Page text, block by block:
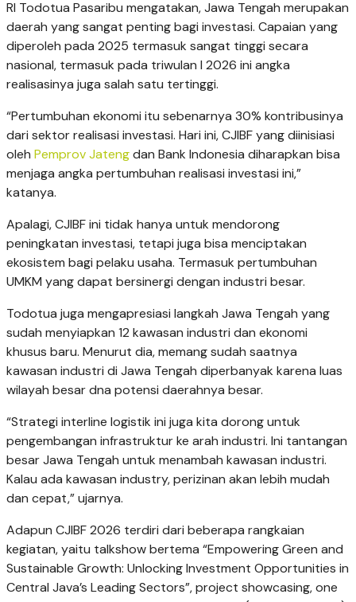
RI Todotua Pasaribu mengatakan, Jawa Tengah merupakan
daerah yang sangat penting bagi investasi. Capaian yang
diperoleh pada 2025 termasuk sangat tinggi secara
nasional, termasuk pada triwulan I 2026 ini angka
realisasinya juga salah satu tertinggi.
“Pertumbuhan ekonomi itu sebenarnya 30% kontribusinya
dari sektor realisasi investasi. Hari ini, CJIBF yang diinisiasi
oleh Pemprov Jatengdan Bank Indonesia diharapkan bisa
menjaga angka pertumbuhan realisasi investasi ini,”
katanya.
Apalagi, CJIBF ini tidak hanya untuk mendorong
peningkatan investasi, tetapi juga bisa menciptakan
ekosistem bagi pelaku usaha. Termasuk pertumbuhan
UMKM yang dapat bersinergi dengan industri besar.
Todotua juga mengapresiasi langkah Jawa Tengah yang
sudah menyiapkan 12 kawasan industri dan ekonomi
khusus baru. Menurut dia, memang sudah saatnya
kawasan industri di Jawa Tengah diperbanyak karena luas
wilayah besar dna potensi daerahnya besar.
“Strategi interline logistik ini juga kita dorong untuk
pengembangan infrastruktur ke arah industri. Ini tantangan
besar Jawa Tengah untuk menambah kawasan industri.
Kalau ada kawasan industry, perizinan akan lebih mudah
dan cepat,” ujarnya.
Adapun CJIBF 2026 terdiri dari beberapa rangkaian
kegiatan, yaitu talkshow bertema “Empowering Green and
Sustainable Growth: Unlocking Investment Opportunities in
Central Java’s Leading Sectors”, project showcasing, one